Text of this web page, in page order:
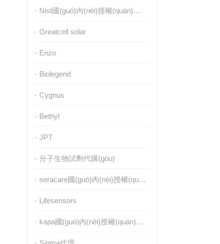
Nist國(guó)內(nèi)授權(quán)代理
Greatcell solar
Enzo
Biolegend
Cygnus
Bethyl
JPT
分子生物試劑代購(gòu)
seracare國(guó)內(nèi)授權(quán)代理
Lifesensors
kapa國(guó)內(nèi)授權(quán)代理